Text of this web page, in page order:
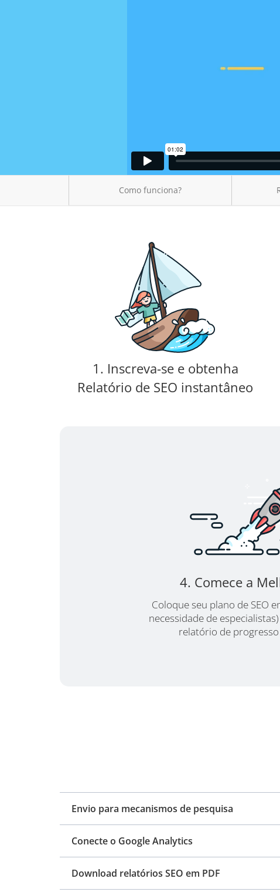
Como funciona?
1. Inscreva-se e obtenha
Relatório de SEO instantâneo
4. Comece a
Coloque seu plano de SEO
necessidade de
relatório de
Envio para mecanismos de pesquisa
Conecte o Google Analytics
Download relatórios SEO em PDF